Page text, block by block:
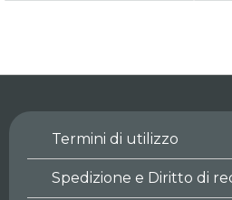
OP09 - Emperors in the New
World
Termini di utilizzo
Spedizione e Diritto di